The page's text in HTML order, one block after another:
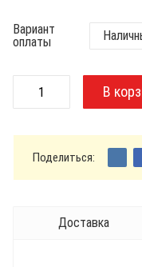
у
Вариант
оплаты
Поделиться:
Доставка